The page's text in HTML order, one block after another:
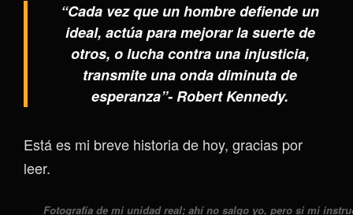
“Cada vez que un hombre defiende un
ideal, actúa para mejorar la suerte de
otros, o lucha contra una injusticia,
transmite una onda diminuta de
esperanza”- Robert Kennedy.
Está es mi breve historia de hoy, gracias por
leer.
Fotografía de mi unidad real; ahí no salgo yo, pero si mi